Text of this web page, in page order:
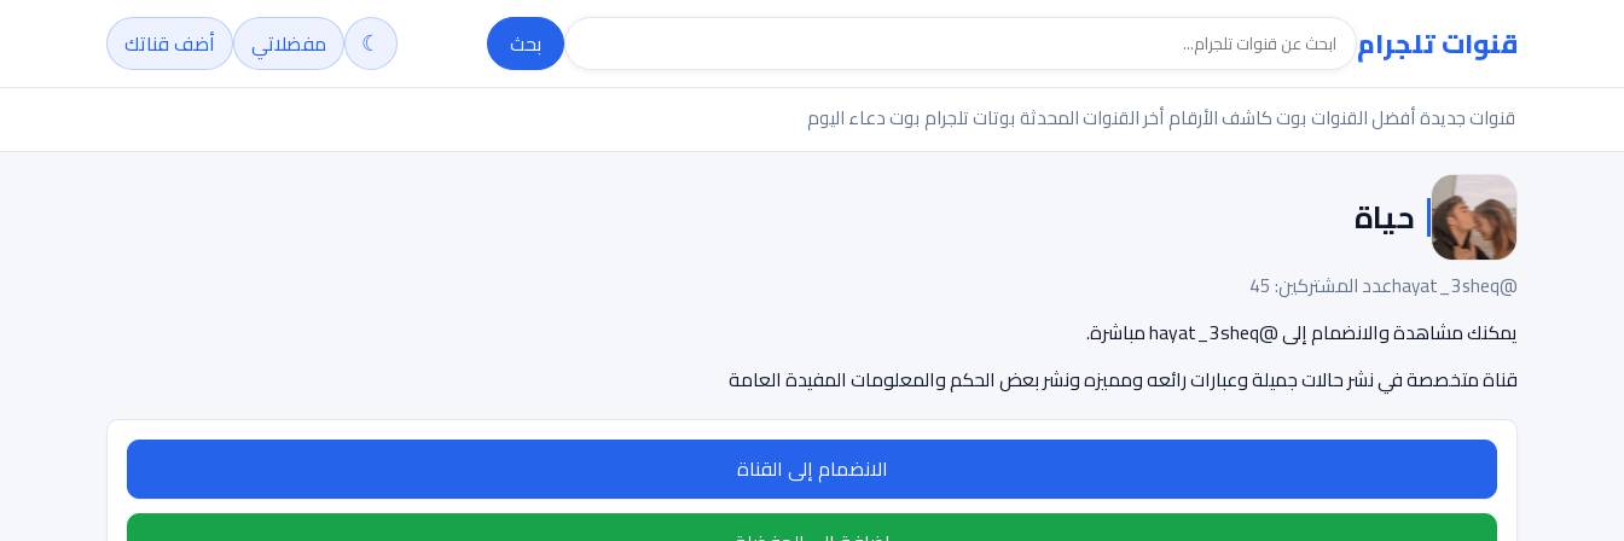
قنوات تلجرام بحث ☾ مفضلاتي أضف قناتك
قنوات جديدةأفضل القنواتبوت كاشف الأرقامأخر القنوات المحدثةبوتات تلجرام بوت دعاء اليوم
حياة
@hayat_3sheq
عدد المشتركين: 45
يمكنك مشاهدة والانضمام إلى @hayat_3sheq مباشرة.
قناة متخصصة في نشر حالات جميلة وعبارات رائعه ومميزه ونشر بعض الحكم والمعلومات المفيدة العامة
الانضمام إلى القناة